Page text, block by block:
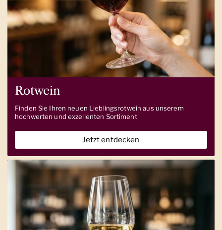
Rotwein
Finden Sie Ihren neuen Lieblingsrotwein aus unserem
hochwerten und exzellenten Sortiment
Jetzt entdecken